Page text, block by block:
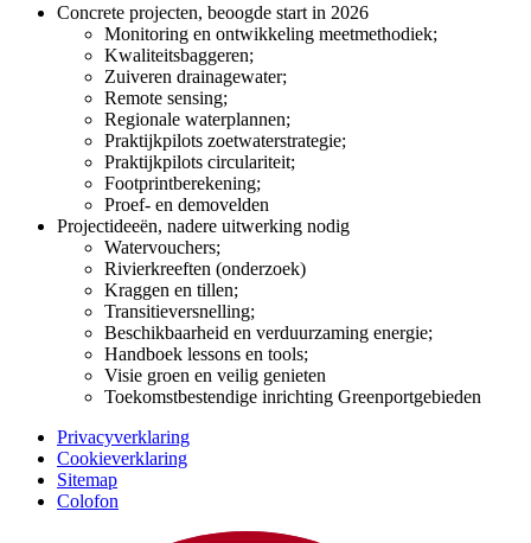
Concrete projecten, beoogde start in 2026
Monitoring en ontwikkeling meetmethodiek;
Kwaliteitsbaggeren;
Zuiveren drainagewater;
Remote sensing;
Regionale waterplannen;
Praktijkpilots zoetwaterstrategie;
Praktijkpilots circulariteit;
Footprintberekening;
Proef- en demovelden
Projectideeën, nadere uitwerking nodig
Watervouchers;
Rivierkreeften (onderzoek)
Kraggen en tillen;
Transitieversnelling;
Beschikbaarheid en verduurzaming energie;
Handboek lessons en tools;
Visie groen en veilig genieten
Toekomstbestendige inrichting Greenportgebieden
Privacyverklaring
Cookieverklaring
Sitemap
Colofon